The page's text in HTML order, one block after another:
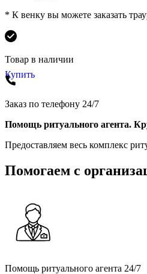
* К венку вы можете заказать
Товар в наличии
Купить
Заказ по телефону 24/7
Помощь ритуального агента.
Предоставляем весь комплекс
Помогаем с
Помощь ритуального агента 24/7